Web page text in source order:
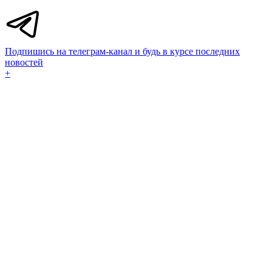
Подпишись на телеграм-канал и будь в курсе последних
новостей
+